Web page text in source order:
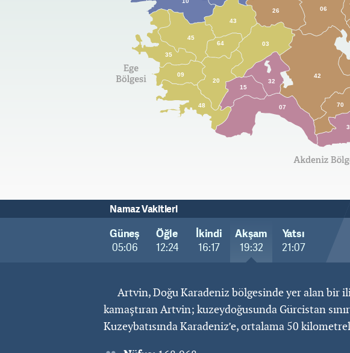
03
06
07
09
15
20
26
32
35
42
43
45
48
64
70
Namaz Vakitleri
Güneş
05:06
Öğle
12:24
İkindi
16:17
Akşam
19:32
Yatsı
21:07
Artvin, Doğu Karadeniz bölgesinde yer alan bir
kamaştıran Artvin; kuzeydoğusunda Gürcistan
Kuzeybatısında Karadeniz’e, ortalama 50